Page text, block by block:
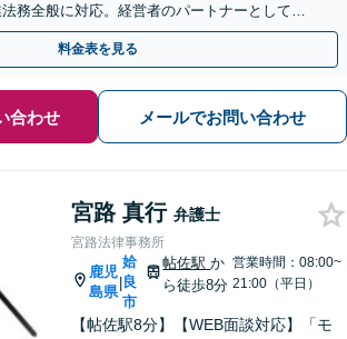
務全般に対応。経営者のパートナーとして伴
ネスをサポートします！
料金表を見る
合わせ メールでお問い合わせ
宮路 真行 弁護士
宮路法律事務所
鹿児
島県
|
姶
良
市
帖佐駅か
ら徒歩8分
営業時間：08:00~
21:00（平日）
【帖佐駅8分】【WEB面談対応】「モ